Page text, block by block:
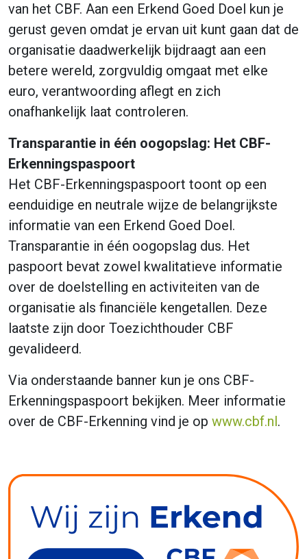
van het CBF. Aan een Erkend Goed Doel kun je
gerust geven omdat je ervan uit kunt gaan dat de
organisatie daadwerkelijk bijdraagt aan een
betere wereld, zorgvuldig omgaat met elke
euro, verantwoording aflegt en zich
onafhankelijk laat controleren.
Transparantie in één oogopslag: Het CBF-
Erkenningspaspoort
Het CBF-Erkenningspaspoort toont op een
eenduidige en neutrale wijze de belangrijkste
informatie van een Erkend Goed Doel.
Transparantie in één oogopslag dus. Het
paspoort bevat zowel kwalitatieve informatie
over de doelstelling en activiteiten van de
organisatie als financiële kengetallen. Deze
laatste zijn door Toezichthouder CBF
gevalideerd.
Via onderstaande banner kun je ons CBF-
Erkenningspaspoort bekijken. Meer informatie
over de CBF-Erkenning vind je op www.cbf.nl.